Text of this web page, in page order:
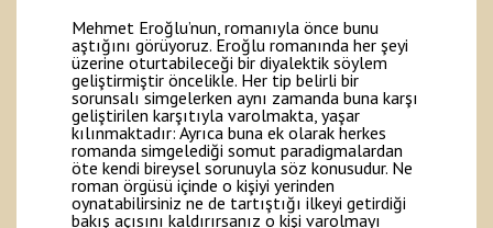
Mehmet Eroğlu’nun, romanıyla önce bunu
aştığını görüyoruz. Eroğlu romanında her şeyi
üzerine oturtabileceği bir diyalektik söylem
geliştirmiştir öncelikle. Her tip belirli bir
sorunsalı simgelerken aynı zamanda buna karşı
geliştirilen karşıtıyla varolmakta, yaşar
kılınmaktadır: Ayrıca buna ek olarak herkes
romanda simgelediği somut paradigmalardan
öte kendi bireysel sorunuyla söz konusudur. Ne
roman örgüsü içinde o kişiyi yerinden
oynatabilirsiniz ne de tartıştığı ilkeyi getirdiği
bakış açısını kaldırırsanız o kişi varolmayı